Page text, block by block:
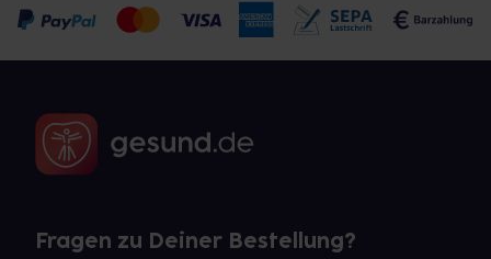
Fragen zu Deiner Bestellung?